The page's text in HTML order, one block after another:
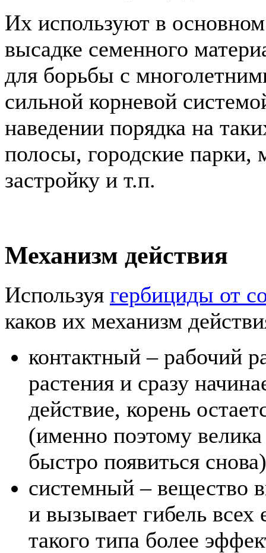
Их используют в основном
высадке семенного
для борьбы с
сильной корневой
наведении порядка на
полосы, городские парки,
застройку и т.п.
Механизм действия
Используя гербициды от
каков их механизм
контактный – рабочий
растения и сразу
действие, корень
(именно поэтому велика
быстро появиться
системный – вещество
и вызывает гибель всех
такого типа более